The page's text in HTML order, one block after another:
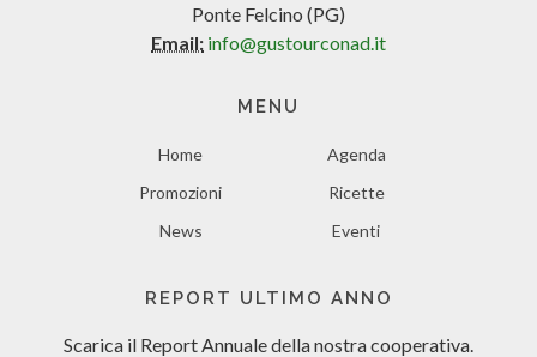
Ponte Felcino (PG)
Email: info@gustourconad.it
MENU
Home
Agenda
Promozioni
Ricette
News
Eventi
REPORT ULTIMO ANNO
Scarica il Report Annualedella nostra cooperativa.